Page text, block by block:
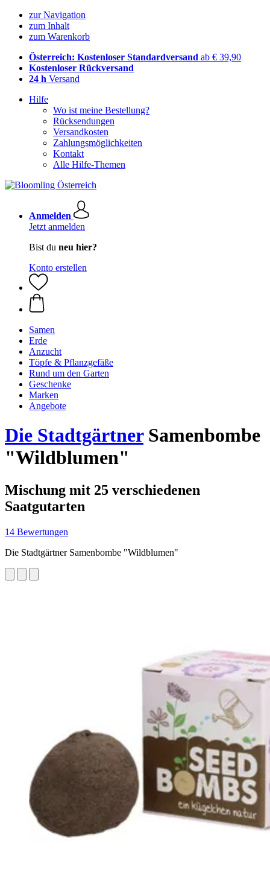
zur Navigation
zum Inhalt
zum Warenkorb
Österreich: Kostenloser Standardversand ab € 39,90
Kostenloser Rückversand
24 h Versand
Hilfe
Wo ist meine Bestellung?
Rücksendungen
Versandkosten
Zahlungsmöglichkeiten
Kontakt
Alle Hilfe-Themen
Anmelden
Jetzt anmelden
Bist du neu hier?
Konto erstellen
Samen
Erde
Anzucht
Töpfe & Pflanzgefäße
Rund um den Garten
Geschenke
Marken
Angebote
Die StadtgärtnerSamenbombe
"Wildblumen"
Mischung mit 25 verschiedenen
Saatgutarten
14 Bewertungen
Die Stadtgärtner Samenbombe "Wildblumen"